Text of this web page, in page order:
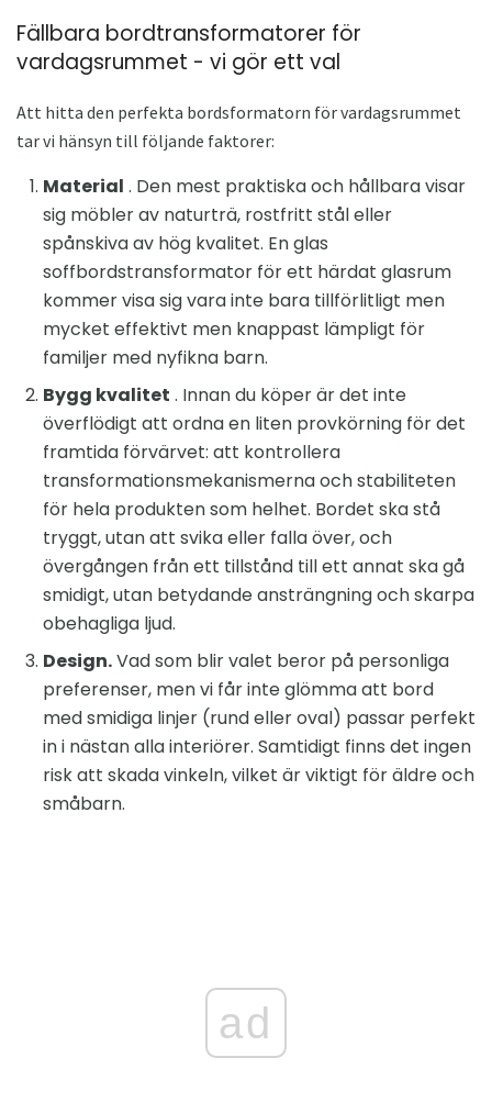
Fällbara bordtransformatorer för
vardagsrummet - vi gör ett val
Att hitta den perfekta bordsformatorn för vardagsrummet
tar vi hänsyn till följande faktorer:
Material . Den mest praktiska och hållbara visar
sig möbler av naturträ, rostfritt stål eller
spånskiva av hög kvalitet. En glas
soffbordstransformator för ett härdat glasrum
kommer visa sig vara inte bara tillförlitligt men
mycket effektivt men knappast lämpligt för
familjer med nyfikna barn.
Bygg kvalitet . Innan du köper är det inte
överflödigt att ordna en liten provkörning för det
framtida förvärvet: att kontrollera
transformationsmekanismerna och stabiliteten
för hela produkten som helhet. Bordet ska stå
tryggt, utan att svika eller falla över, och
övergången från ett tillstånd till ett annat ska gå
smidigt, utan betydande ansträngning och skarpa
obehagliga ljud.
Design.Vad som blir valet beror på personliga
preferenser, men vi får inte glömma att bord
med smidiga linjer (rund eller oval) passar perfekt
in i nästan alla interiörer. Samtidigt finns det ingen
risk att skada vinkeln, vilket är viktigt för äldre och
småbarn.
ad